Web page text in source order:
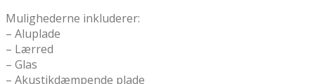
Mulighederne inkluderer:
– Aluplade
– Lærred
– Glas
– Akustikdæmpende plade